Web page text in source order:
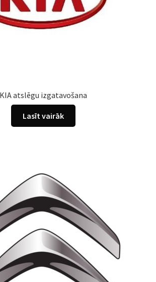
KIA atslēgu izgatavošana
Lasīt vairāk